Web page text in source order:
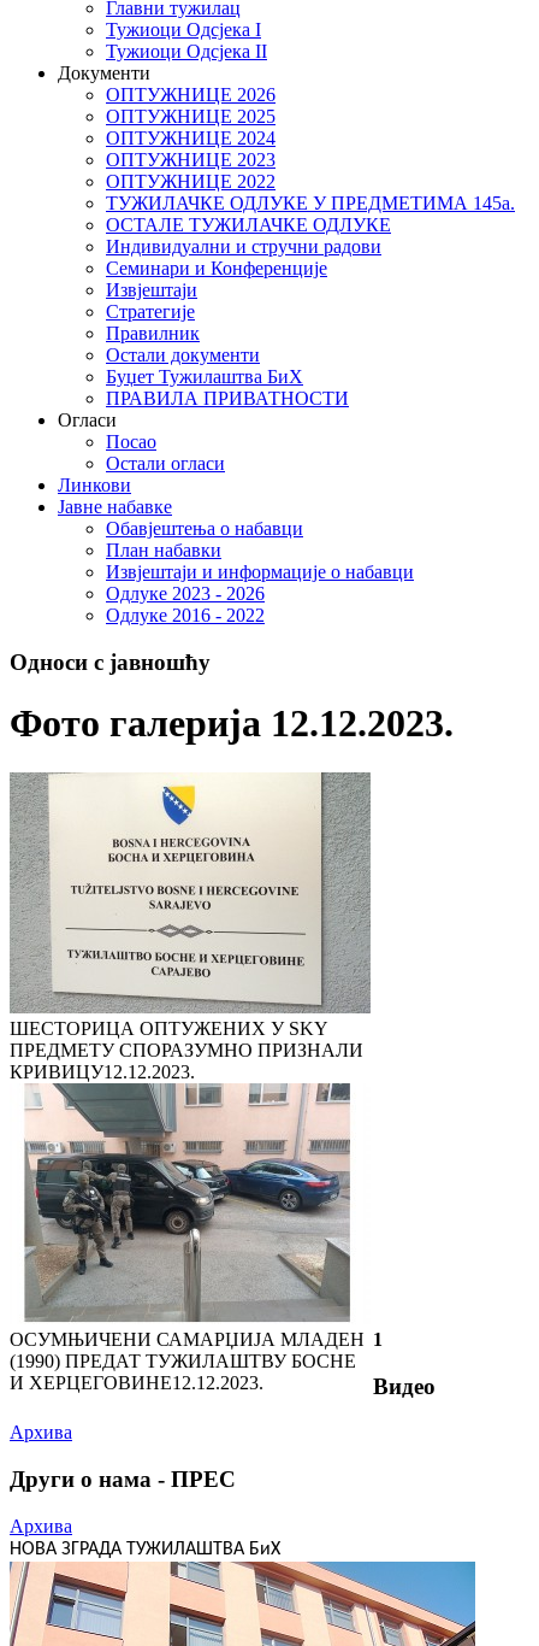
Главни тужилац
Тужиоци Oдсјекa I
Тужиоци Oдсјекa II
Документи
ОПТУЖНИЦЕ 2026
ОПТУЖНИЦЕ 2025
ОПТУЖНИЦЕ 2024
ОПТУЖНИЦЕ 2023
ОПТУЖНИЦЕ 2022
ТУЖИЛАЧКЕ ОДЛУКЕ У ПРЕДМЕТИМА 145а.
ОСТАЛЕ ТУЖИЛАЧКЕ ОДЛУКЕ
Индивидуални и стручни радови
Семинари и Конференције
Извјештаји
Стратегије
Правилник
Остали документи
Буџет Тужилаштва БиХ
ПРАВИЛА ПРИВАТНОСТИ
Огласи
Посао
Остали огласи
Линкови
Јавне набавке
Обавјештења о набавци
План набавки
Извјештаји и информације о набавци
Одлуке 2023 - 2026
Одлуке 2016 - 2022
Односи с јавношћу
Фото галерија 12.12.2023.
ШЕСТОРИЦА ОПТУЖЕНИХ У SKY
ПРЕДМЕТУ СПОРАЗУМНО ПРИЗНАЛИ
КРИВИЦУ12.12.2023.
ОСУМЊИЧЕНИ САМАРЏИЈА МЛАДЕН
(1990) ПРЕДАТ ТУЖИЛАШТВУ БОСНЕ
И ХЕРЦЕГОВИНЕ12.12.2023.
1
Видео
Архива
Други о нама - ПРЕС
Архива
НОВА ЗГРАДА ТУЖИЛАШТВА БиХ